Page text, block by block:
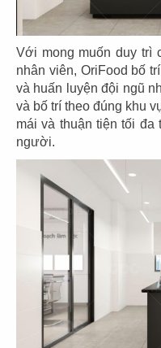
Với mong muốn duy trì
nhân viên, OriFood bố
và huấn luyện đội ngũ
và bố trí theo đúng khu
mái và thuận tiện tối đa
người.
71
BẾP TRUNG TÂM
The Street
JOLLIBEE
CN Long Khánh